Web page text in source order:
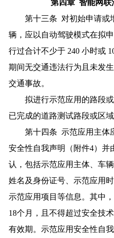
第四章 智能网联
第十三条 对初始申请或
辆，应以自动驾驶模式在拟
行过合计不少于 240 小时或
期间无交通违法行为且未发
交通事故。
拟进行示范应用的路段或
已完成的道路测试路段或区域
第十四条 示范应用主体应
安全性自我声明（附件4）并
认，包括示范应用主体、车
姓名及身份证号、示范应用
示范应用项目等信息。其中
18个月，且不得超过安全技
有效期。示范应用安全性自